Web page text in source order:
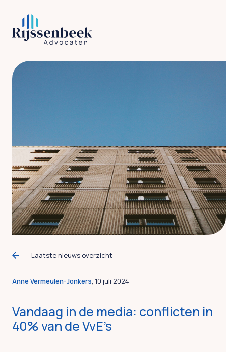
Laatste nieuws overzicht
Anne Vermeulen-Jonkers, 10 juli 2024
Vandaag in de media: conflicten in
40% van de VvE’s